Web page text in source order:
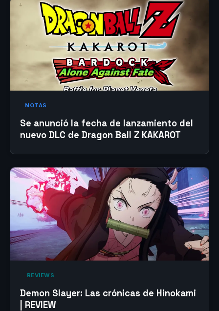
NOTAS
Se anunció la fecha de lanzamiento del
nuevo DLC de Dragon Ball Z KAKAROT
‎ REVIEWS‎
Demon Slayer: Las crónicas de Hinokami
| REVIEW